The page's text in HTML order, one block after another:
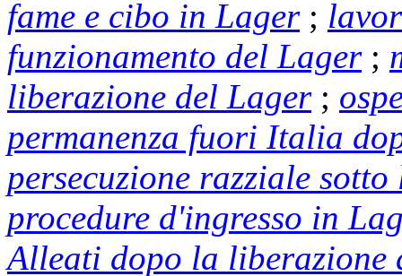
fame e cibo in Lager;
funzionamento del Lager;
liberazione del Lager;
permanenza fuori Italia
persecuzione razziale
procedure d'ingresso in
Alleati dopo la liberazione